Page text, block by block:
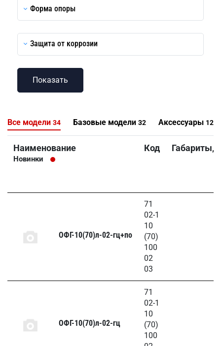
Форма опоры
Защита от коррозии
Все модели 34 Базовые модели 32 Аксессуары 122
Наименование
Новинки
Код Габариты,
ОФГ-10(70)л-02-гц+по
71
02-1
10
(70)
100
02
03
ОФГ-10(70)л-02-гц
71
02-1
10
(70)
100